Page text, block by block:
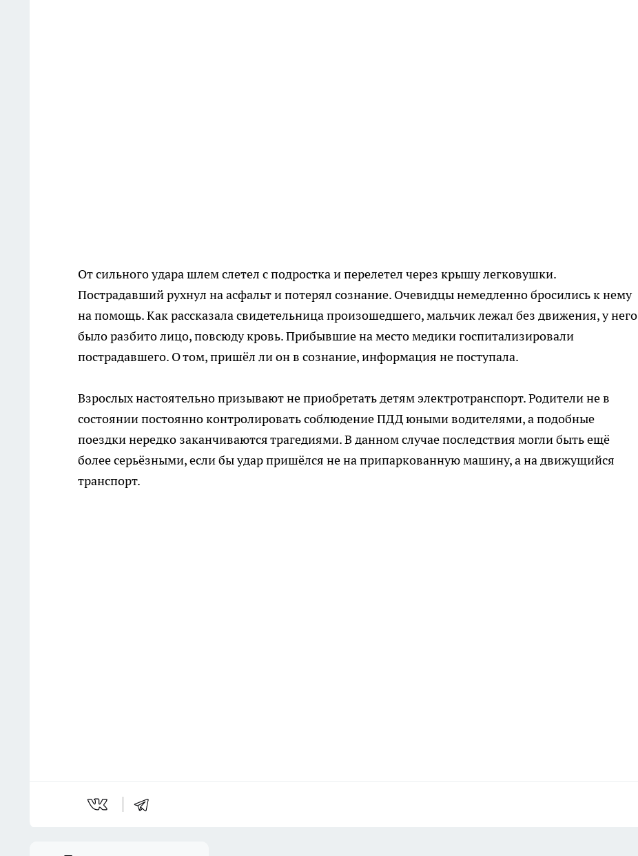
От сильного удара шлем слетел с подростка и перелетел через крышу легковушки.
Пострадавший рухнул на асфальт и потерял сознание. Очевидцы немедленно бросились к нему
на помощь. Как рассказала свидетельница произошедшего, мальчик лежал без движения, у него
было разбито лицо, повсюду кровь. Прибывшие на место медики госпитализировали
пострадавшего. О том, пришёл ли он в сознание, информация не поступала.
Взрослых настоятельно призывают не приобретать детям электротранспорт. Родители не в
состоянии постоянно контролировать соблюдение ПДД юными водителями, а подобные
поездки нередко заканчиваются трагедиями. В данном случае последствия могли быть ещё
более серьёзными, если бы удар пришёлся не на припаркованную машину, а на движущийся
транспорт.